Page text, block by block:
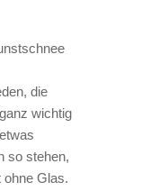
die
wichtig
so stehen,
Glas.